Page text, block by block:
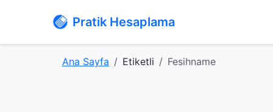
Pratik Hesaplama
Ana Sayfa Etiketli Fesihname